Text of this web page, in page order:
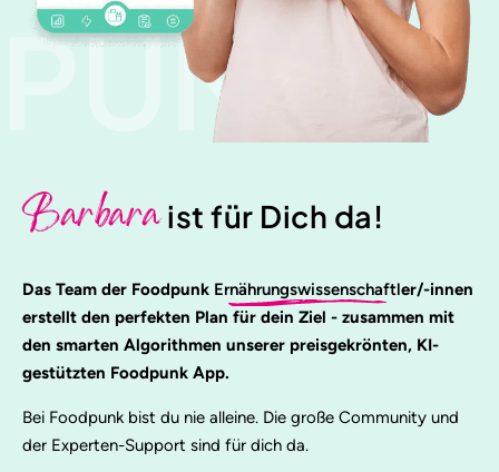
PUNK
Barbaraist für Dich da!
Das Team der Foodpunk Ernährungswissenschaftler/-innen
erstellt den perfekten Plan für dein Ziel - zusammen mit
den smarten Algorithmen unserer preisgekrönten, KI-
gestützten Foodpunk App.
Bei Foodpunk bist du nie alleine. Die große Community und
der Experten-Support sind für dich da.